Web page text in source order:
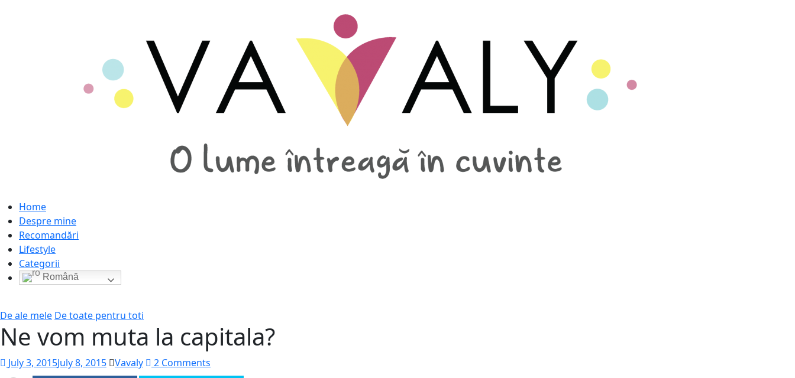
Home
Despre mine
Recomandări
Lifestyle
Categorii
Română
De ale mele De toate pentru toti
Ne vom muta la capitala?
July 3, 2015July 8, 2015 Vavaly 2 Comments